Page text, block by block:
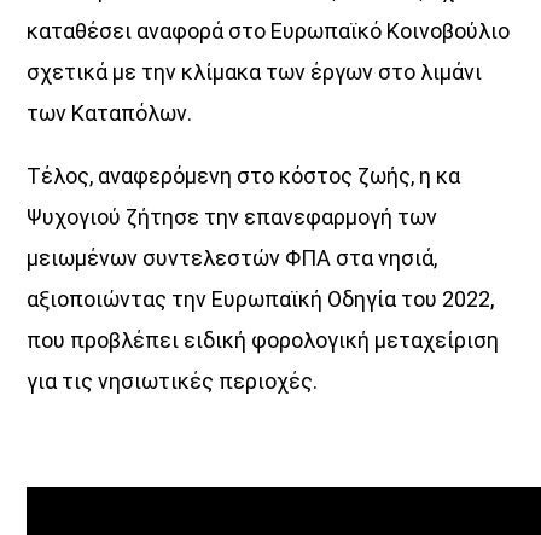
καταθέσει αναφορά στο Ευρωπαϊκό Κοινοβούλιο
σχετικά με την κλίμακα των έργων στο λιμάνι
των Καταπόλων.
Τέλος, αναφερόμενη στο κόστος ζωής, η κα
Ψυχογιού ζήτησε την επανεφαρμογή των
μειωμένων συντελεστών ΦΠΑ στα νησιά,
αξιοποιώντας την Ευρωπαϊκή Οδηγία του 2022,
που προβλέπει ειδική φορολογική μεταχείριση
για τις νησιωτικές περιοχές.